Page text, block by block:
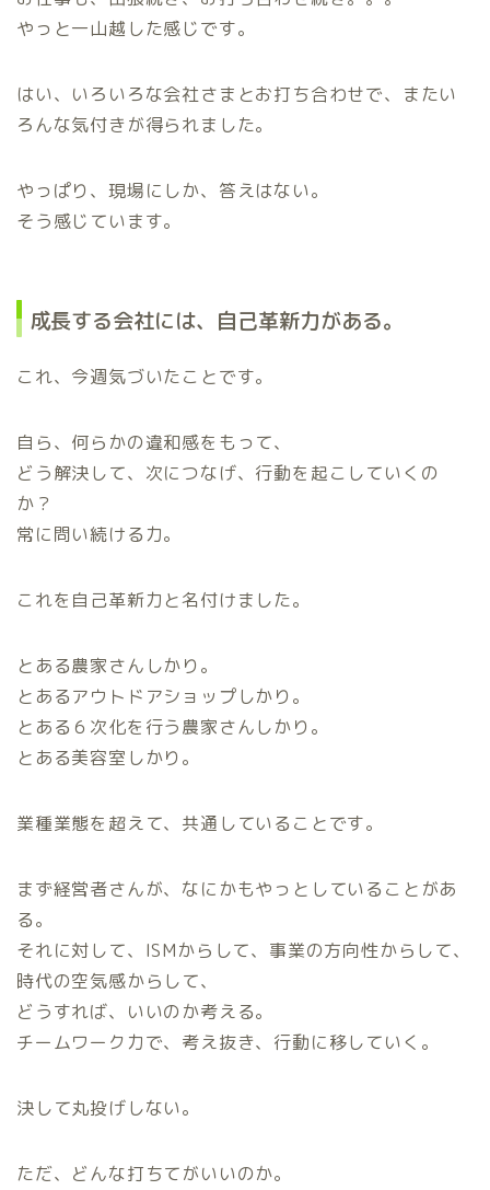
やっと一山越した感じです。
はい、いろいろな会社さまとお打ち合わせで、またい
ろんな気付きが得られました。
やっぱり、現場にしか、答えはない。
そう感じています。
成長する会社には、自己革新力がある。
これ、今週気づいたことです。
自ら、何らかの違和感をもって、
どう解決して、次につなげ、行動を起こしていくの
か？
常に問い続ける力。
これを自己革新力と名付けました。
とある農家さんしかり。
とあるアウトドアショップしかり。
とある６次化を行う農家さんしかり。
とある美容室しかり。
業種業態を超えて、共通していることです。
まず経営者さんが、なにかもやっとしていることがあ
る。
それに対して、ISMからして、事業の方向性からして、
時代の空気感からして、
どうすれば、いいのか考える。
チームワーク力で、考え抜き、行動に移していく。
決して丸投げしない。
ただ、どんな打ちてがいいのか。